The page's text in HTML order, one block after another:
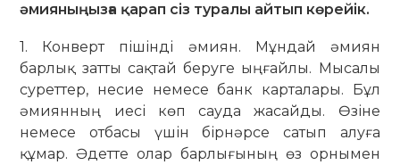
әмияныңызға қарап сіз туралы айтып көрейік.
1. Конверт пішінді әмиян. Мұндай әмиян
барлық затты сақтай беруге ыңғайлы. Мысалы
суреттер, несие немесе банк карталары. Бұл
әмиянның иесі көп сауда жасайды. Өзіне
немесе отбасы үшін бірнәрсе сатып алуға
құмар. Әдетте олар барлығының өз орнымен